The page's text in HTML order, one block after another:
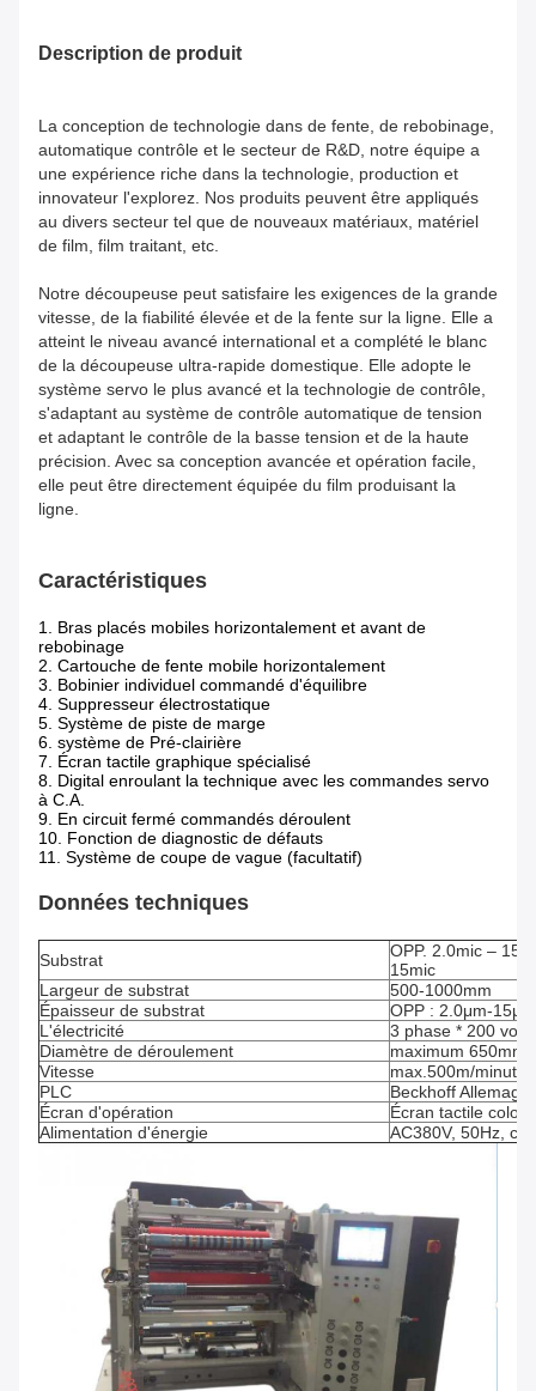
Description de produit
La conception de technologie dans de fente, de rebobinage,
automatique contrôle et le secteur de R&D, notre équipe a
une expérience riche dans la technologie, production et
innovateur l'explorez. Nos produits peuvent être appliqués
au divers secteur tel que de nouveaux matériaux, matériel
de film, film traitant, etc.
Notre découpeuse peut satisfaire les exigences de la grande
vitesse, de la fiabilité élevée et de la fente sur la ligne. Elle a
atteint le niveau avancé international et a complété le blanc
de la découpeuse ultra-rapide domestique. Elle adopte le
système servo le plus avancé et la technologie de contrôle,
s'adaptant au système de contrôle automatique de tension
et adaptant le contrôle de la basse tension et de la haute
précision. Avec sa conception avancée et opération facile,
elle peut être directement équipée du film produisant la
ligne.
Caractéristiques
1. Bras placés mobiles horizontalement et avant de
rebobinage
2. Cartouche de fente mobile horizontalement
3. Bobinier individuel commandé d'équilibre
4. Suppresseur électrostatique
5. Système de piste de marge
6. système de Pré-clairière
7. Écran tactile graphique spécialisé
8. Digital enroulant la technique avec les commandes servo
à C.A.
9. En circuit fermé commandés déroulent
10. Fonction de diagnostic de défauts
11. Système de coupe de vague (facultatif)
Données techniques
Substrat
OPP. 2.0mic –
15mic
Largeur de substrat
500-1000mm
Épaisseur de substrat
OPP : 2.0μm-
L'électricité
3 phase * 200
Diamètre de déroulement
maximum 650mm
Vitesse
max.500m/minute
PLC
Beckhoff
Écran d'opération
Écran tactile
Alimentation d'énergie
AC380V, 50Hz,